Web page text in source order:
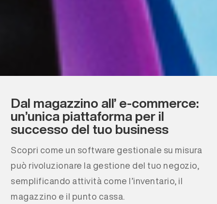
Dal magazzino all’ e-commerce:
un’unica piattaforma per il
successo del tuo business
Scopri come un software gestionale su misura
può rivoluzionare la gestione del tuo negozio,
semplificando attività come l’inventario, il
magazzino e il punto cassa.